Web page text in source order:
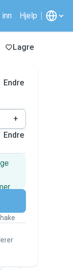
Hjelp
Lagre
Endre
+
Endre
til